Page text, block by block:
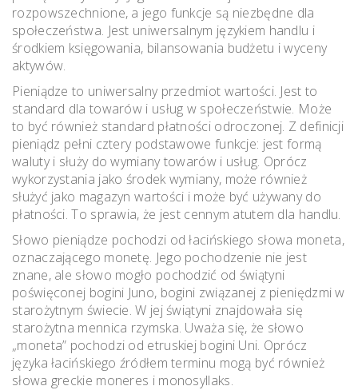
rozpowszechnione, a jego funkcje są niezbędne dla
społeczeństwa. Jest uniwersalnym językiem handlu i
środkiem księgowania, bilansowania budżetu i wyceny
aktywów.
Pieniądze to uniwersalny przedmiot wartości. Jest to
standard dla towarów i usług w społeczeństwie. Może
to być również standard płatności odroczonej. Z definicji
pieniądz pełni cztery podstawowe funkcje: jest formą
waluty i służy do wymiany towarów i usług. Oprócz
wykorzystania jako środek wymiany, może również
służyć jako magazyn wartości i może być używany do
płatności. To sprawia, że ​​jest cennym atutem dla handlu.
Słowo pieniądze pochodzi od łacińskiego słowa moneta,
oznaczającego monetę. Jego pochodzenie nie jest
znane, ale słowo mogło pochodzić od świątyni
poświęconej bogini Juno, bogini związanej z pieniędzmi w
starożytnym świecie. W jej świątyni znajdowała się
starożytna mennica rzymska. Uważa się, że słowo
„moneta” pochodzi od etruskiej bogini Uni. Oprócz
języka łacińskiego źródłem terminu mogą być również
słowa greckie moneres i monosyllaks.